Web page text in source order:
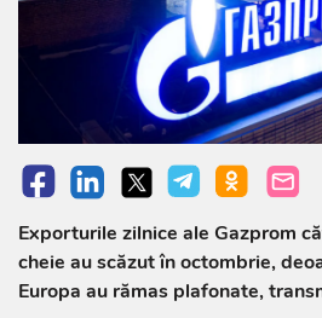
Exporturile zilnice ale Gazprom
cheie au scăzut în octombrie,
Europa au rămas plafonate,